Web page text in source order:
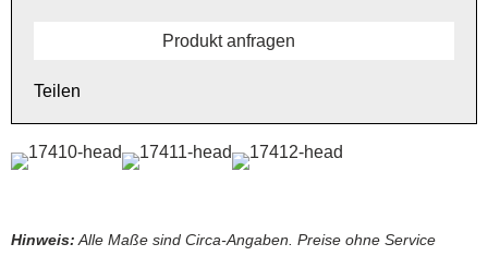
Produkt anfragen
Teilen
Hinweis: Alle Maße sind Circa-Angaben. Preise ohne Service